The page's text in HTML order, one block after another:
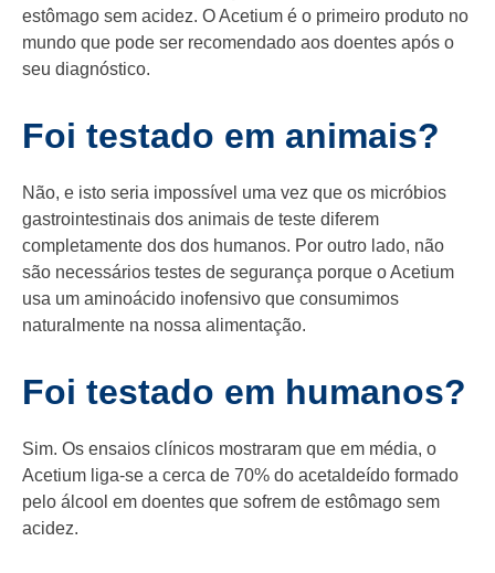
estômago sem acidez. O Acetium é o primeiro produto no
mundo que pode ser recomendado aos doentes após o
seu diagnóstico.
Foi testado em animais?
Não, e isto seria impossível uma vez que os micróbios
gastrointestinais dos animais de teste diferem
completamente dos dos humanos. Por outro lado, não
são necessários testes de segurança porque o Acetium
usa um aminoácido inofensivo que consumimos
naturalmente na nossa alimentação.
Foi testado em humanos?
Sim. Os ensaios clínicos mostraram que em média, o
Acetium liga-se a cerca de 70% do acetaldeído formado
pelo álcool em doentes que sofrem de estômago sem
acidez.